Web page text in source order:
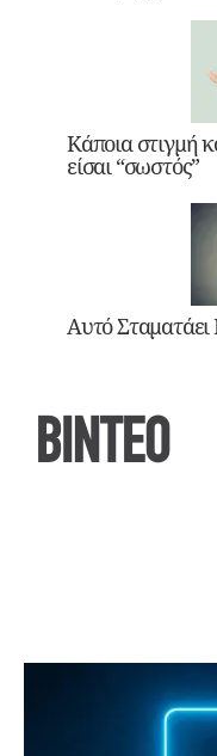
Κάποια στιγμή
είσαι “σωστός”
Αυτό
ΒΙΝΤΕΟ